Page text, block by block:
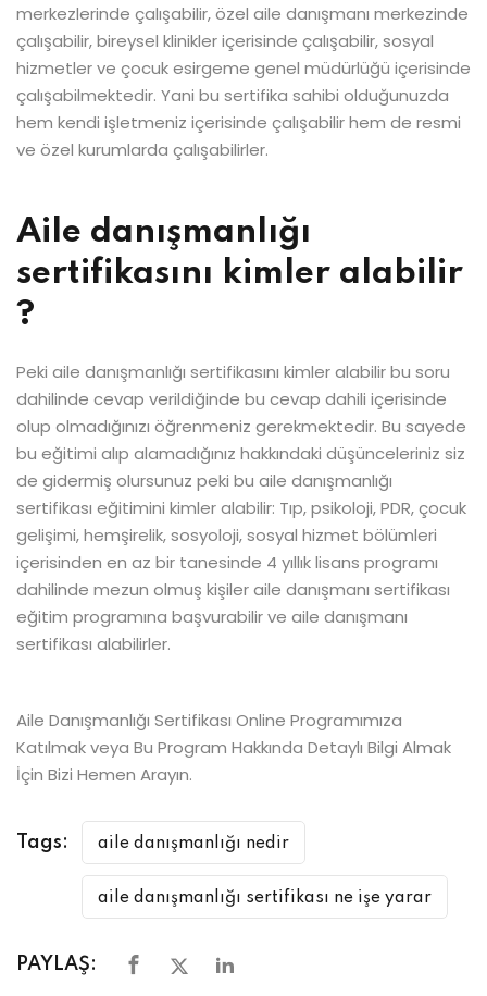
merkezlerinde çalışabilir, özel aile danışmanı merkezinde
çalışabilir, bireysel klinikler içerisinde çalışabilir, sosyal
hizmetler ve çocuk esirgeme genel müdürlüğü içerisinde
çalışabilmektedir. Yani bu sertifika sahibi olduğunuzda
hem kendi işletmeniz içerisinde çalışabilir hem de resmi
ve özel kurumlarda çalışabilirler.
Aile danışmanlığı
sertifikasını kimler alabilir
?
Peki aile danışmanlığı sertifikasını kimler alabilir bu soru
dahilinde cevap verildiğinde bu cevap dahili içerisinde
olup olmadığınızı öğrenmeniz gerekmektedir. Bu sayede
bu eğitimi alıp alamadığınız hakkındaki düşünceleriniz siz
de gidermiş olursunuz peki bu aile danışmanlığı
sertifikası eğitimini kimler alabilir: Tıp, psikoloji, PDR, çocuk
gelişimi, hemşirelik, sosyoloji, sosyal hizmet bölümleri
içerisinden en az bir tanesinde 4 yıllık lisans programı
dahilinde mezun olmuş kişiler aile danışmanı sertifikası
eğitim programına başvurabilir ve aile danışmanı
sertifikası alabilirler.
Aile Danışmanlığı Sertifikası Online Programımıza
Katılmak veya Bu Program Hakkında Detaylı Bilgi Almak
İçin Bizi Hemen Arayın.
Tags: aile danışmanlığı nedir
aile danışmanlığı sertifikası ne işe yarar
PAYLAŞ: